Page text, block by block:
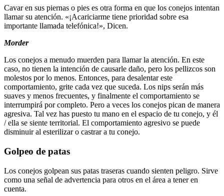
Cavar en sus piernas o pies es otra forma en que los conejos intentan
llamar su atención. «¡Acariciarme tiene prioridad sobre esa
importante llamada telefónica!», Dicen.
Morder
Los conejos a menudo muerden para llamar la atención. En este
caso, no tienen la intención de causarle daño, pero los pellizcos son
molestos por lo menos. Entonces, para desalentar este
comportamiento, grite cada vez que suceda. Los nips serán más
suaves y menos frecuentes, y finalmente el comportamiento se
interrumpirá por completo. Pero a veces los conejos pican de manera
agresiva. Tal vez has puesto tu mano en el espacio de tu conejo, y él
/ ella se siente territorial. El comportamiento agresivo se puede
disminuir al esterilizar o castrar a tu conejo.
Golpeo de patas
Los conejos golpean sus patas traseras cuando sienten peligro. Sirve
como una señal de advertencia para otros en el área a tener en
cuenta.